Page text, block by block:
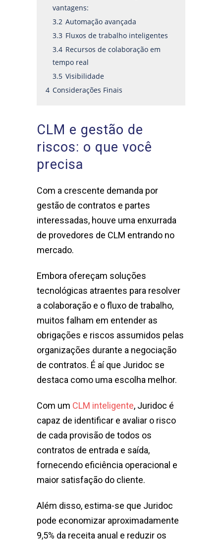
vantagens:
3.2 Automação avançada
3.3 Fluxos de trabalho inteligentes
3.4 Recursos de colaboração em
tempo real
3.5 Visibilidade
4 Considerações Finais
CLM e gestão de
riscos: o que você
precisa
Com a crescente demanda por
gestão de contratos e partes
interessadas, houve uma enxurrada
de provedores de CLM entrando no
mercado.
Embora ofereçam soluções
tecnológicas atraentes para resolver
a colaboração e o fluxo de trabalho,
muitos falham em entender as
obrigações e riscos assumidos pelas
organizações durante a negociação
de contratos. É aí que Juridoc se
destaca como uma escolha melhor.
Com um CLM inteligente, Juridoc é
capaz de identificar e avaliar o risco
de cada provisão de todos os
contratos de entrada e saída,
fornecendo eficiência operacional e
maior satisfação do cliente.
Além disso, estima-se que Juridoc
pode economizar aproximadamente
9,5% da receita anual e reduzir os